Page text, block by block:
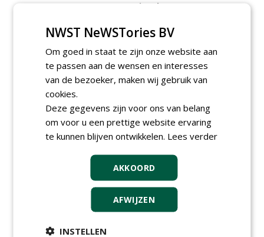
Boomrooier / boomverzorger
04-05-2026
Proefveldmedewerker/
Chauffeur
landbouwmachines bij DSV
zaden Nederland B.V.
Kasmedewerker (fulltime) bij
DSV zaden Nederland B.V.
06-08-2026, Ven-Zelderheide
magazijnmedewerker
(fulltime) bij DSV zaden
Nederland B.V.
06-08-2026, Ven Zelderheide
meer Groene Banen
NWST NeWSTories BV
Om goed in staat te zijn onze website aan
te passen aan de wensen en interesses
van de bezoeker, maken wij gebruik van
cookies.
Deze gegevens zijn voor ons van belang
om voor u een prettige website ervaring
te kunnen blijven ontwikkelen. Lees verder
AKKOORD
AFWIJZEN
INSTELLEN